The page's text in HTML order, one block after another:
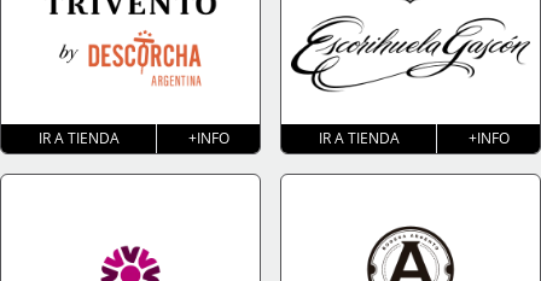
IR A TIENDA +INFO IR A TIENDA +INFO